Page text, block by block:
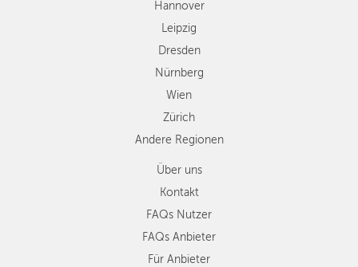
ZÜRICH
RegionenHannover
Leipzig
Dresden
Nürnberg
Wien
Zürich
Andere Regionen
Über uns
Kontakt
FAQs Nutzer
FAQs Anbieter
Für Anbieter